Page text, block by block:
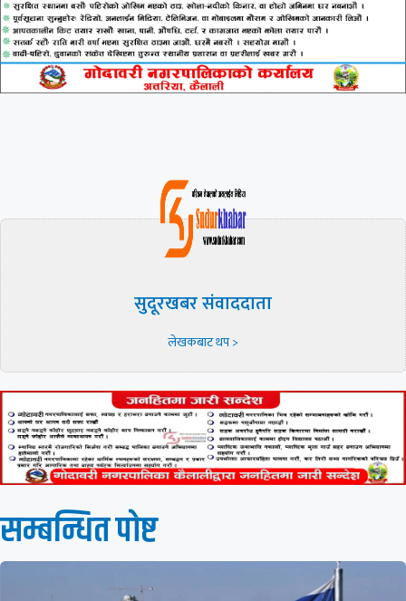
सुदूरखबर संवाददाता
लेखकबाट थप >
सम्बन्धित पाेष्ट